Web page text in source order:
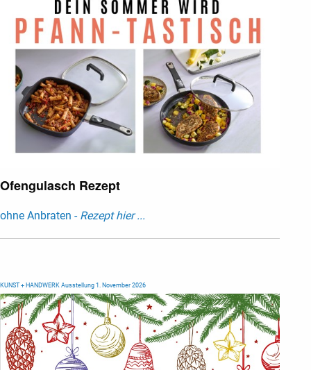
Ofengulasch Rezept
ohne Anbraten - Rezept hier ...
KUNST + HANDWERK Ausstellung 1. November 2026